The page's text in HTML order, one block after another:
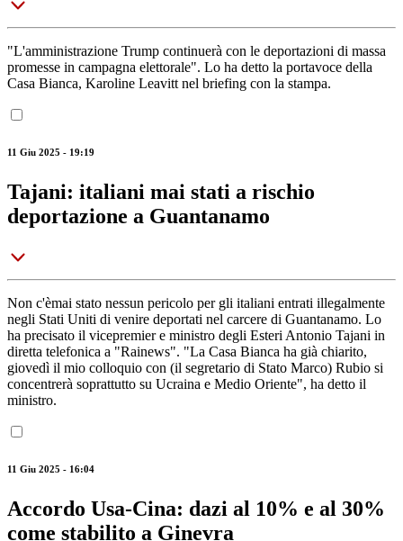
"L'amministrazione Trump continuerà con le deportazioni di massa
promesse in campagna elettorale". Lo ha detto la portavoce della
Casa Bianca, Karoline Leavitt nel briefing con la stampa.
11 Giu 2025 - 19:19
Tajani: italiani mai stati a rischio
deportazione a Guantanamo
Non c'èmai stato nessun pericolo per gli italiani entrati illegalmente
negli Stati Uniti di venire deportati nel carcere di Guantanamo. Lo
ha precisato il vicepremier e ministro degli Esteri Antonio Tajani in
diretta telefonica a "Rainews". "La Casa Bianca ha già chiarito,
giovedì il mio colloquio con (il segretario di Stato Marco) Rubio si
concentrerà soprattutto su Ucraina e Medio Oriente", ha detto il
ministro.
11 Giu 2025 - 16:04
Accordo Usa-Cina: dazi al 10% e al 30%
come stabilito a Ginevra